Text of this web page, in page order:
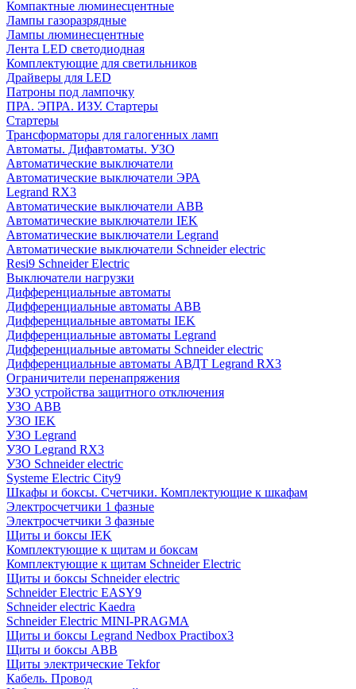
Компактные люминесцентные
Лампы газоразрядные
Лампы люминесцентные
Лента LED светодиодная
Комплектующие для светильников
Драйверы для LED
Патроны под лампочку
ПРА. ЭПРА. ИЗУ. Стартеры
Стартеры
Трансформаторы для галогенных ламп
Автоматы. Дифавтоматы. УЗО
Автоматические выключатели
Автоматические выключатели ЭРА
Legrand RX3
Автоматические выключатели ABB
Автоматические выключатели IEK
Автоматические выключатели Legrand
Автоматические выключатели Schneider electric
Resi9 Schneider Electric
Выключатели нагрузки
Дифференциальные автоматы
Дифференциальные автоматы ABB
Дифференциальные автоматы IEK
Дифференциальные автоматы Legrand
Дифференциальные автоматы Schneider electric
Дифференциальные автоматы АВДТ Legrand RX3
Ограничители перенапряжения
УЗО устройства защитного отключения
УЗО ABB
УЗО IEK
УЗО Legrand
УЗО Legrand RX3
УЗО Schneider electric
Systeme Electric City9
Шкафы и боксы. Счетчики. Комплектующие к шкафам
Электросчетчики 1 фазные
Электросчетчики 3 фазные
Щиты и боксы IEK
Комплектующие к щитам и боксам
Комплектующие к щитам Schneider Electric
Щиты и боксы Schneider electric
Schneider Electric EASY9
Schneider electric Kaedra
Schneider Electric MINI-PRAGMA
Щиты и боксы Legrand Nedbox Practibox3
Щиты и боксы ABB
Щиты электрические Tekfor
Кабель. Провод